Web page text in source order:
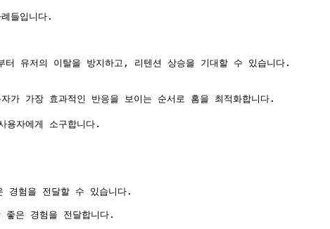
들입니다.
유저의 이탈을 방지하고, 리텐션 상승을 기대할 수 있습니다.
가장 효과적인 반응을 보이는 순서로 홈을 최적화합니다.
자에게 소구합니다.
경험을 전달할 수 있습니다.
은 경험을 전달합니다.